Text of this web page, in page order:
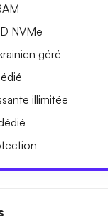
NVMe
géré
illimitée